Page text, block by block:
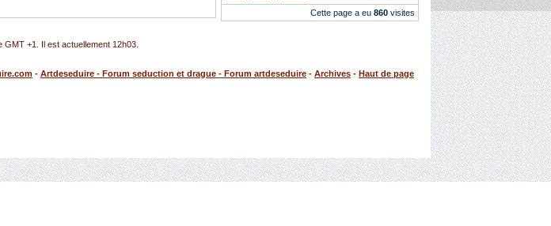
Cette page a eu 860 visites
GMT +1. Il est actuellement 12h03.
- Artdeseduire - Forum seduction et drague - Forum artdeseduire - Archives - Haut de page